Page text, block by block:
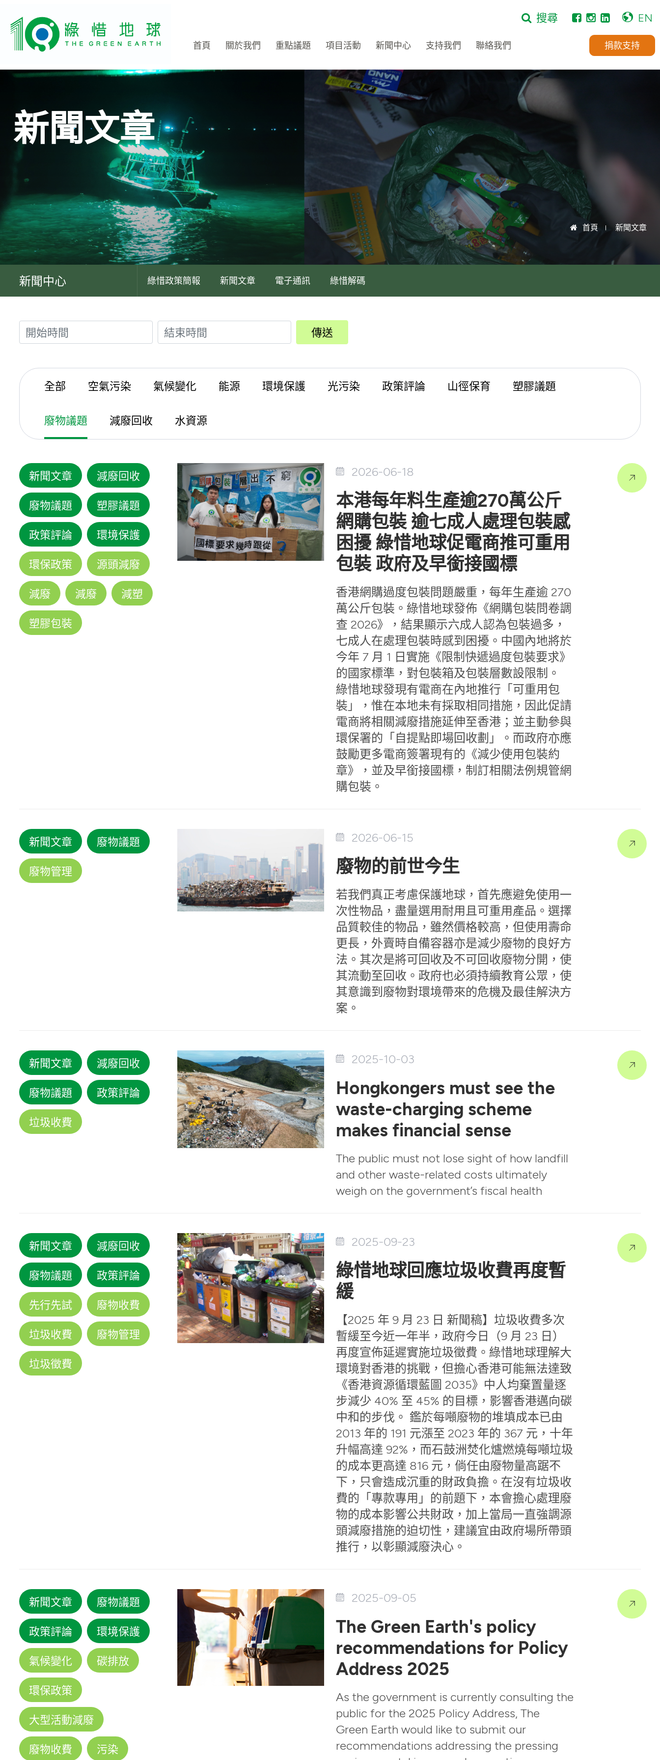
搜尋 EN
首頁 關於我們 重點議題 項目活動 新聞中心 支持我們 聯絡我們 捐款支持
新聞文章
首頁 新聞文章
新聞中心 綠惜政策簡報 新聞文章 電子通訊 綠惜解碼
傳送
全部 空氣污染 氣候變化 能源 環境保護 光污染 政策評論 山徑保育 塑膠議題
廢物議題 減廢回收 水資源
新聞文章 減廢回收
廢物議題 塑膠議題
政策評論 環境保護
環保政策 源頭減廢
減廢 減廢 減塑
塑膠包裝
2026-06-18
本港每年料生產逾270萬公斤
網購包裝 逾七成人處理包裝感
困擾 綠惜地球促電商推可重用
包裝 政府及早銜接國標
香港網購過度包裝問題嚴重，每年生產逾 270
萬公斤包裝。綠惜地球發佈《網購包裝問卷調
查 2026》，結果顯示六成人認為包裝過多，
七成人在處理包裝時感到困擾。中國內地將於
今年 7 月 1 日實施《限制快遞過度包裝要求》
的國家標準，對包裝箱及包裝層數設限制。
綠惜地球發現有電商在內地推行「可重用包
裝」，惟在本地未有採取相同措施，因此促請
電商將相關減廢措施延伸至香港；並主動參與
環保署的「自提點即場回收劃」。而政府亦應
鼓勵更多電商簽署現有的《減少使用包裝約
章》，並及早銜接國標，制訂相關法例規管網
購包裝。
新聞文章 廢物議題
廢物管理
2026-06-15
廢物的前世今生
若我們真正考慮保護地球，首先應避免使用一
次性物品，盡量選用耐用且可重用產品。選擇
品質較佳的物品，雖然價格較高，但使用壽命
更長，外賣時自備容器亦是減少廢物的良好方
法。其次是將可回收及不可回收廢物分開，使
其流動至回收。政府也必須持續教育公眾，使
其意識到廢物對環境帶來的危機及最佳解決方
案。
新聞文章 減廢回收
廢物議題 政策評論
垃圾收費
2025-10-03
Hongkongers must see the
waste-charging scheme
makes financial sense
The public must not lose sight of how landfill
and other waste-related costs ultimately
weigh on the government’s fiscal health
新聞文章 減廢回收
廢物議題 政策評論
先行先試 廢物收費
垃圾收費 廢物管理
垃圾徵費
2025-09-23
綠惜地球回應垃圾收費再度暫
緩
【2025 年 9 月 23 日 新聞稿】垃圾收費多次
暫緩至今近一年半，政府今日（9 月 23 日）
再度宣佈延遲實施垃圾徵費。綠惜地球理解大
環境對香港的挑戰，但擔心香港可能無法達致
《香港資源循環藍圖 2035》中人均棄置量逐
步減少 40% 至 45% 的目標，影響香港邁向碳
中和的步伐。 鑑於每噸廢物的堆填成本已由
2013 年的 191 元漲至 2023 年的 367 元，十年
升幅高達 92%，而石鼓洲焚化爐燃燒每噸垃圾
的成本更高達 816 元，倘任由廢物量高踞不
下，只會造成沉重的財政負擔。在沒有垃圾收
費的「專款專用」的前題下，本會擔心處理廢
物的成本影響公共財政，加上當局一直強調源
頭減廢措施的迫切性，建議宜由政府場所帶頭
推行，以彰顯減廢決心。
新聞文章 廢物議題
政策評論 環境保護
氣候變化 碳排放
環保政策
大型活動減廢
廢物收費 污染
2025-09-05
The Green Earth's policy
recommendations for Policy
Address 2025
As the government is currently consulting the
public for the 2025 Policy Address, The
Green Earth would like to submit our
recommendations addressing the pressing